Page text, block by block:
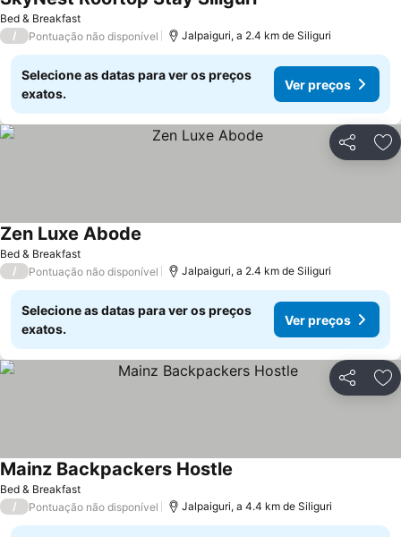
Bed & Breakfast
/ Pontuação não disponível Jalpaiguri, a 2.4 km de Siliguri
Selecione as datas para ver os preços
exatos.
Ver preços
Partilhar
Bed & Breakfast
Zen Luxe Abode
/ Pontuação não disponível Jalpaiguri, a 2.4 km de Siliguri
Selecione as datas para ver os preços
exatos.
Ver preços
Partilhar
Bed & Breakfast
Mainz Backpackers Hostle
/ Pontuação não disponível Jalpaiguri, a 4.4 km de Siliguri